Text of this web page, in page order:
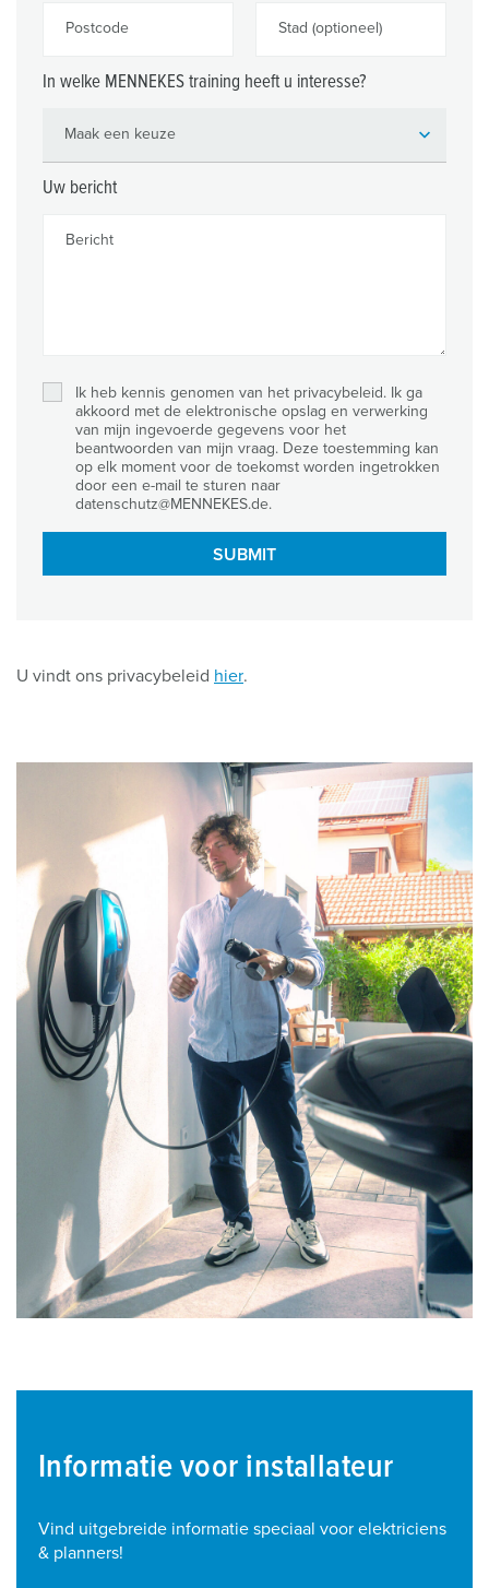
Postcode Stad (optioneel)
In welke MENNEKES training heeft u interesse?
Uw bericht
Bericht
Ik heb kennis genomen van het privacybeleid. Ik ga
akkoord met de elektronische opslag en verwerking
van mijn ingevoerde gegevens voor het
beantwoorden van mijn vraag. Deze toestemming kan
op elk moment voor de toekomst worden ingetrokken
door een e-mail te sturen naar
datenschutz@MENNEKES.de.
SUBMIT
U vindt ons privacybeleid hier.
Informatie voor installateur
Vind uitgebreide informatie speciaal voor elektriciens
& planners!